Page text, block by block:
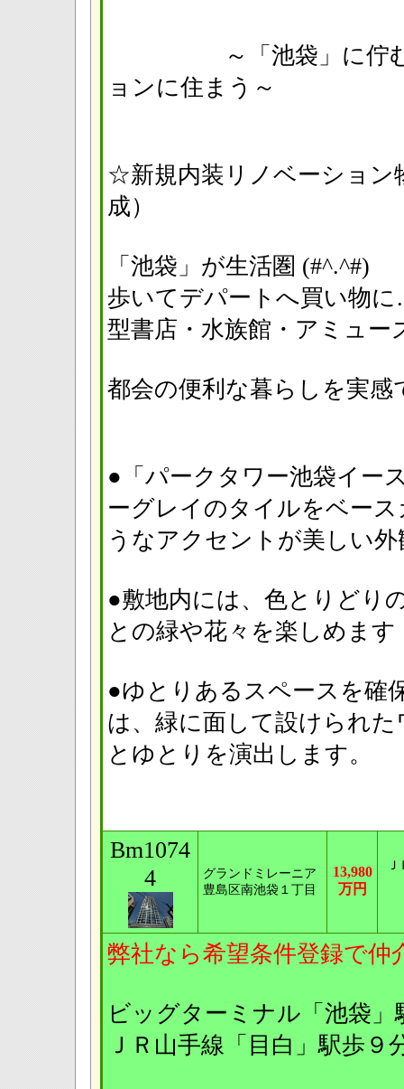
～「池袋」に佇む設
ョンに住まう～
☆新規内装リノベーション
成）
「池袋」が生活圏
歩いてデパートへ買い物
型書店・水族館・アミ
都会の便利な暮らしを実
●「パークタワー池袋イ
ーグレイのタイルをベー
うなアクセントが美し
●敷地内には、色とりどり
との緑や花々を楽しめ
●ゆとりあるスペースを確
は、緑に面して設けられ
とゆとりを演出します。
Bm1074
4
グランドミレーニア
豊島区南池袋１丁目
13,980
万円
弊社なら希望条件登録で仲
ビッグターミナル「池袋」
ＪＲ山手線「目白」駅歩９